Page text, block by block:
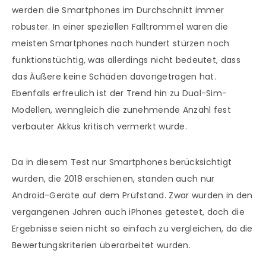
werden die Smartphones im Durchschnitt immer
robuster. In einer speziellen Falltrommel waren die
meisten Smartphones nach hundert stürzen noch
funktionstüchtig, was allerdings nicht bedeutet, dass
das Äußere keine Schäden davongetragen hat.
Ebenfalls erfreulich ist der Trend hin zu Dual-Sim-
Modellen, wenngleich die zunehmende Anzahl fest
verbauter Akkus kritisch vermerkt wurde.
Da in diesem Test nur Smartphones berücksichtigt
wurden, die 2018 erschienen, standen auch nur
Android-Geräte auf dem Prüfstand. Zwar wurden in den
vergangenen Jahren auch iPhones getestet, doch die
Ergebnisse seien nicht so einfach zu vergleichen, da die
Bewertungskriterien überarbeitet wurden.